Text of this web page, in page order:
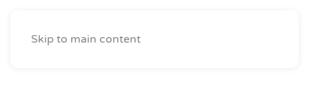
Skip to main content